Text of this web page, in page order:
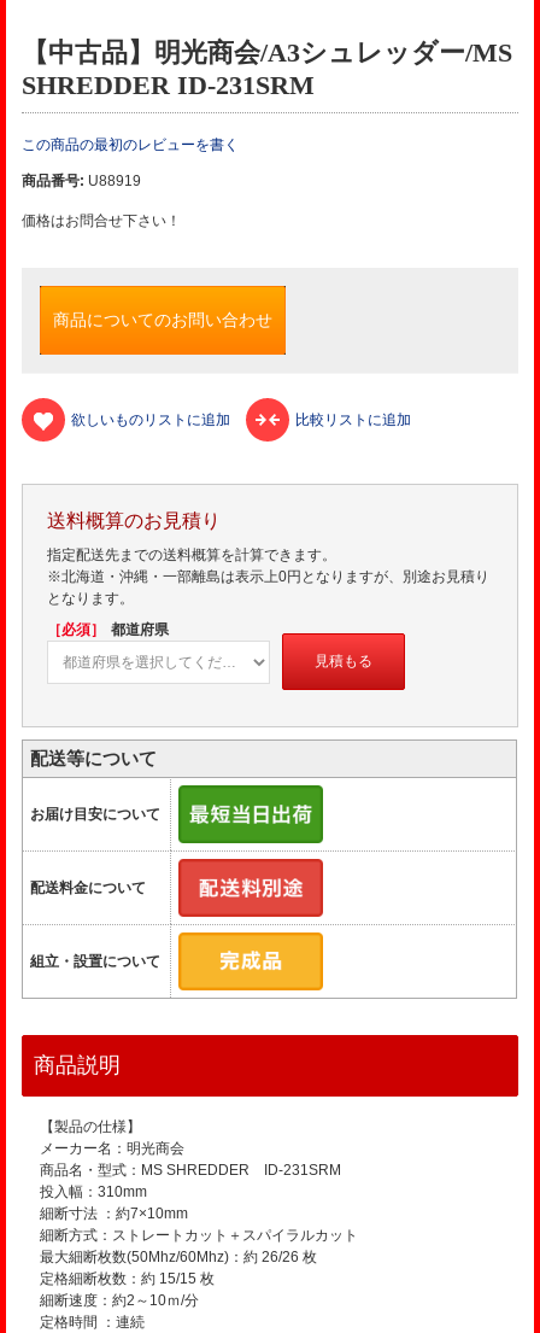
【中古品】明光商会/A3シュレッダー/MS
SHREDDER ID-231SRM
この商品の最初のレビューを書く
商品番号: U88919
価格はお問合せ下さい！
商品についてのお問い合わせ
欲しいものリストに追加 比較リストに追加
送料概算のお見積り
指定配送先までの送料概算を計算できます。
※北海道・沖縄・一部離島は表示上0円となりますが、別途お見積り
となります。
［必須］
都道府県
見積もる
配送等について
お届け目安について
配送料金について
組立・設置について
商品説明
【製品の仕様】
メーカー名：明光商会
商品名・型式：MS SHREDDER ID-231SRM
投入幅：310mm
細断寸法 ：約7×10mm
細断方式：ストレートカット＋スパイラルカット
最大細断枚数(50Mhz/60Mhz)：約 26/26 枚
定格細断枚数：約 15/15 枚
細断速度：約2～10ｍ/分
定格時間 ：連続